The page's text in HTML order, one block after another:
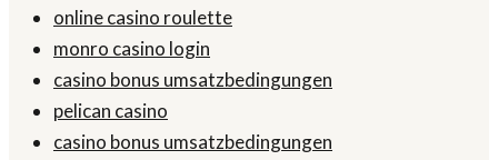
online casino roulette
monro casino login
casino bonus umsatzbedingungen
pelican casino
casino bonus umsatzbedingungen